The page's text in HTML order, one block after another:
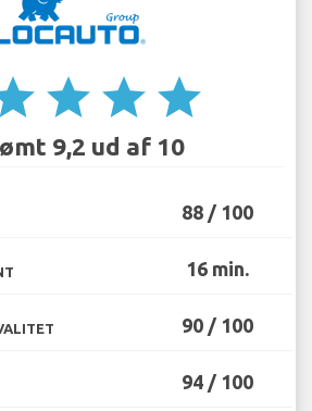
star star star
9,2 ud af 10
88 / 100
16 min.
90 / 100
94 / 100